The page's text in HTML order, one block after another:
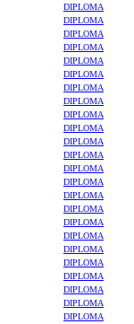
DIPLOMA
DIPLOMA
DIPLOMA
DIPLOMA
DIPLOMA
DIPLOMA
DIPLOMA
DIPLOMA
DIPLOMA
DIPLOMA
DIPLOMA
DIPLOMA
DIPLOMA
DIPLOMA
DIPLOMA
DIPLOMA
DIPLOMA
DIPLOMA
DIPLOMA
DIPLOMA
DIPLOMA
DIPLOMA
DIPLOMA
DIPLOMA